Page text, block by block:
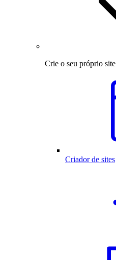
Crie o seu próprio site
Criador de sites